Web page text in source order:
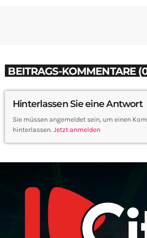
BEITRAGS-KOMMENTARE
Hinterlassen Sie eine Antwort
Sie müssen angemeldet sein, um einen
hinterlassen. Jetzt anmelden